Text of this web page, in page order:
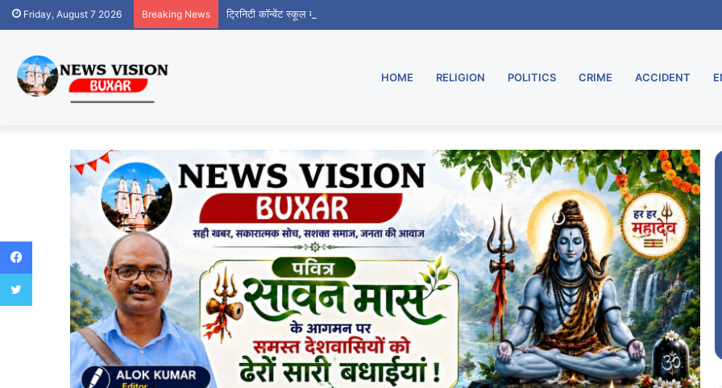
Friday, August 7 2026 Breaking News ट्रिनिटी कॉन्वेंट स्कूल में 20 राउंड की रोमांचक क्विज में ‘ट्रिनिटी चैम्पस’ बनी विजेता
HOME RELIGION POLITICS CRIME ACCIDENT
Facebook